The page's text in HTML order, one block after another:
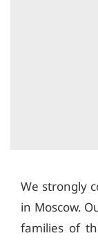
We strongly
in Moscow.
families of